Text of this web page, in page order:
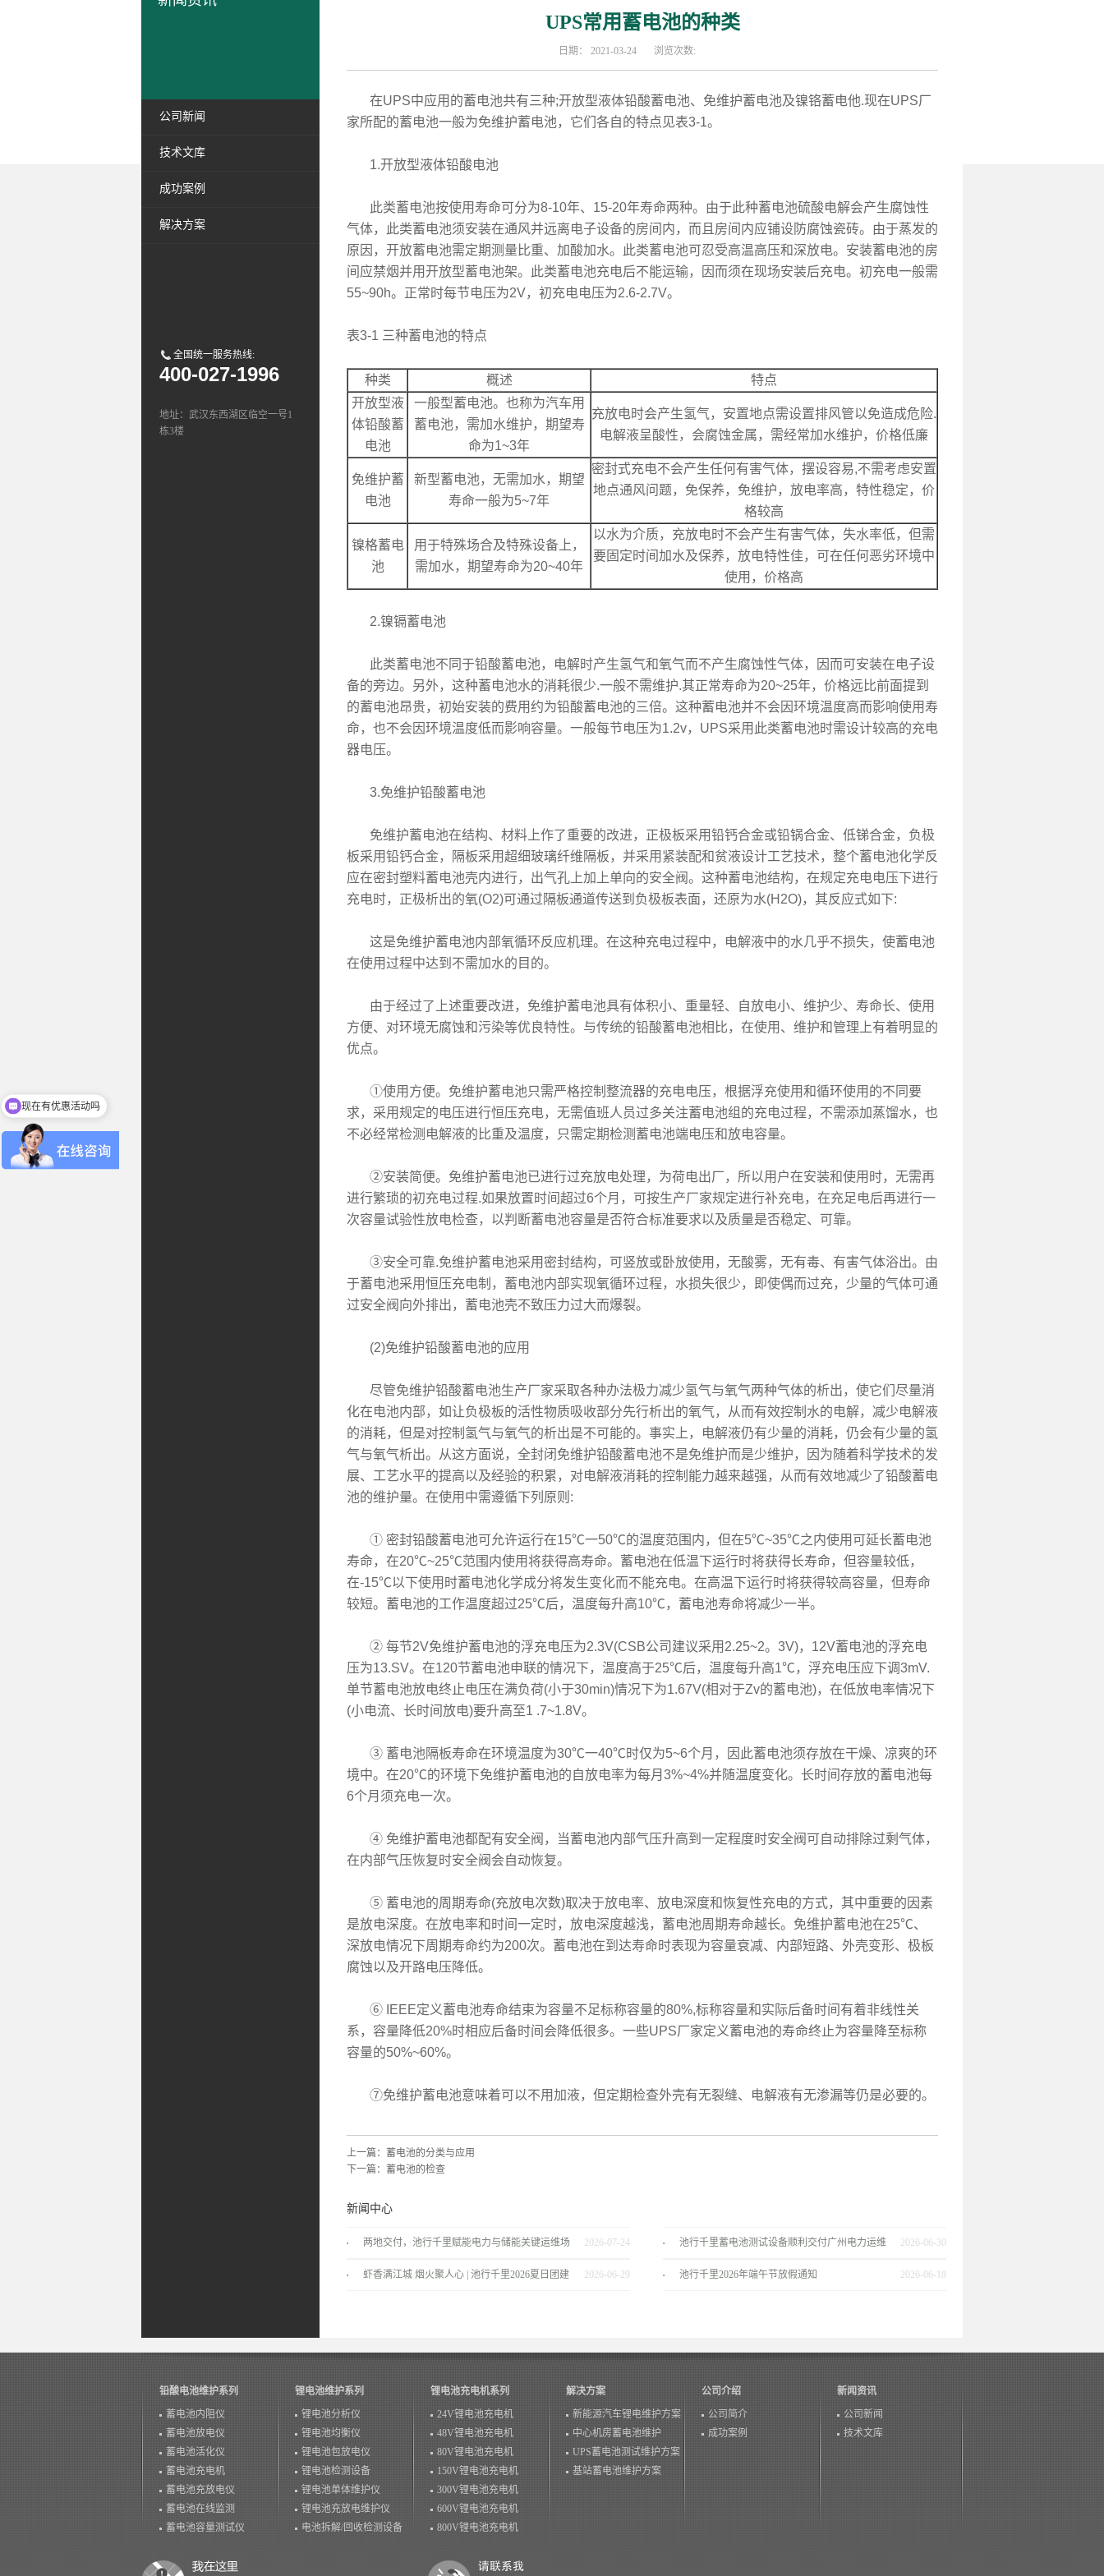
公司新闻
技术文库
成功案例
解决方案
全国统一服务热线:
400-027-1996
地址：武汉东西湖区临空一号1
栋3楼
UPS常用蓄电池的种类
日期： 2021-03-24 浏览次数:
在UPS中应用的蓄电池共有三种;开放型液体铅酸蓄电池、免维护蓄电池及镍铬蓄电他.现在UPS厂
家所配的蓄电池一般为免维护蓄电池，它们各自的特点见表3-1。
1.开放型液体铅酸电池
此类蓄电池按使用寿命可分为8-10年、15-20年寿命两种。由于此种蓄电池硫酸电解会产生腐蚀性
气体，此类蓄电池须安装在通风并远离电子设备的房间内，而且房间内应铺设防腐蚀瓷砖。由于蒸发的
原因，开放蓄电池需定期测量比重、加酸加水。此类蓄电池可忍受高温高压和深放电。安装蓄电池的房
间应禁烟并用开放型蓄电池架。此类蓄电池充电后不能运输，因而须在现场安装后充电。初充电一般需
55~90h。正常时每节电压为2V，初充电电压为2.6-2.7V。
表3-1 三种蓄电池的特点
种类 概述
特点
开放型液
体铅酸蓄
电池
一般型蓄电池。也称为汽车用
蓄电池，需加水维护，期望寿
命为1~3年
充放电时会产生氢气，安置地点需设置排风管以免造成危险.
电解液呈酸性，会腐蚀金属，需经常加水维护，价格低廉
免维护蓄
电池
新型蓄电池，无需加水，期望
寿命一般为5~7年
密封式充电不会产生任何有害气体，摆设容易,不需考虑安置
地点通风问题，免保养，免维护，放电率高，特性稳定，价
格较高
镍格蓄电
池
用于特殊场合及特殊设备上，
需加水，期望寿命为20~40年
以水为介质，充放电时不会产生有害气体，失水率低，但需
要固定时间加水及保养，放电特性佳，可在任何恶劣环境中
使用，价格高
2.镍镉蓄电池
此类蓄电池不同于铅酸蓄电池，电解时产生氢气和氧气而不产生腐蚀性气体，因而可安装在电子设
备的旁边。另外，这种蓄电池水的消耗很少.一般不需维护.其正常寿命为20~25年，价格远比前面提到
的蓄电池昂贵，初始安装的费用约为铅酸蓄电池的三倍。这种蓄电池并不会因环境温度高而影响使用寿
命，也不会因环境温度低而影响容量。一般每节电压为1.2v，UPS采用此类蓄电池时需设计较高的充电
器电压。
3.免维护铅酸蓄电池
免维护蓄电池在结构、材料上作了重要的改进，正极板采用铅钙合金或铅锅合金、低锑合金，负极
板采用铅钙合金，隔板采用超细玻璃纤维隔板，并采用紧装配和贫液设计工艺技术，整个蓄电池化学反
应在密封塑料蓄电池壳内进行，出气孔上加上单向的安全阀。这种蓄电池结构，在规定充电电压下进行
充电时，正极析出的氧(O2)可通过隔板通道传送到负极板表面，还原为水(H2O)，其反应式如下:
这是免维护蓄电池内部氧循环反应机理。在这种充电过程中，电解液中的水几乎不损失，使蓄电池
在使用过程中达到不需加水的目的。
由于经过了上述重要改进，免维护蓄电池具有体积小、重量轻、自放电小、维护少、寿命长、使用
方便、对环境无腐蚀和污染等优良特性。与传统的铅酸蓄电池相比，在使用、维护和管理上有着明显的
优点。
①使用方便。免维护蓄电池只需严格控制整流器的充电电压，根据浮充使用和循环使用的不同要
求，采用规定的电压进行恒压充电，无需值班人员过多关注蓄电池组的充电过程，不需添加蒸馏水，也
不必经常检测电解液的比重及温度，只需定期检测蓄电池端电压和放电容量。
②安装简便。免维护蓄电池已进行过充放电处理，为荷电出厂，所以用户在安装和使用时，无需再
进行繁琐的初充电过程.如果放置时间超过6个月，可按生产厂家规定进行补充电，在充足电后再进行一
次容量试验性放电检查，以判断蓄电池容量是否符合标准要求以及质量是否稳定、可靠。
③安全可靠.免维护蓄电池采用密封结构，可竖放或卧放使用，无酸雾，无有毒、有害气体浴出。由
于蓄电池采用恒压充电制，蓄电池内部实现氧循环过程，水损失很少，即使偶而过充，少量的气体可通
过安全阀向外排出，蓄电池壳不致压力过大而爆裂。
(2)免维护铅酸蓄电池的应用
尽管免维护铅酸蓄电池生产厂家采取各种办法极力减少氢气与氧气两种气体的析出，使它们尽量消
化在电池内部，如让负极板的活性物质吸收部分先行析出的氧气，从而有效控制水的电解，减少电解液
的消耗，但是对控制氢气与氧气的析出是不可能的。事实上，电解液仍有少量的消耗，仍会有少量的氢
气与氧气析出。从这方面说，全封闭免维护铅酸蓄电池不是免维护而是少维护，因为随着科学技术的发
展、工艺水平的提高以及经验的积累，对电解液消耗的控制能力越来越强，从而有效地减少了铅酸蓄电
池的维护量。在使用中需遵循下列原则:
① 密封铅酸蓄电池可允许运行在15℃一50℃的温度范围内，但在5℃~35℃之内使用可延长蓄电池
寿命，在20℃~25℃范围内使用将获得高寿命。蓄电池在低温下运行时将获得长寿命，但容量较低，
在-15℃以下使用时蓄电池化学成分将发生变化而不能充电。在高温下运行时将获得较高容量，但寿命
较短。蓄电池的工作温度超过25℃后，温度每升高10℃，蓄电池寿命将减少一半。
② 每节2V免维护蓄电池的浮充电压为2.3V(CSB公司建议采用2.25~2。3V)，12V蓄电池的浮充电
压为13.SV。在120节蓄电池申联的情况下，温度高于25℃后，温度每升高1℃，浮充电压应下调3mV.
单节蓄电池放电终止电压在满负荷(小于30min)情况下为1.67V(相对于Zv的蓄电池)，在低放电率情况下
(小电流、长时间放电)要升高至1 .7~1.8V。
③ 蓄电池隔板寿命在环境温度为30℃一40℃时仅为5~6个月，因此蓄电池须存放在干燥、凉爽的环
境中。在20℃的环境下免维护蓄电池的自放电率为每月3%~4%并随温度变化。长时间存放的蓄电池每
6个月须充电一次。
④ 免维护蓄电池都配有安全阀，当蓄电池内部气压升高到一定程度时安全阀可自动排除过剩气体，
在内部气压恢复时安全阀会自动恢复。
⑤ 蓄电池的周期寿命(充放电次数)取决于放电率、放电深度和恢复性充电的方式，其中重要的因素
是放电深度。在放电率和时间一定时，放电深度越浅，蓄电池周期寿命越长。免维护蓄电池在25℃、
深放电情况下周期寿命约为200次。蓄电池在到达寿命时表现为容量衰减、内部短路、外壳变形、极板
腐蚀以及开路电压降低。
⑥ IEEE定义蓄电池寿命结束为容量不足标称容量的80%,标称容量和实际后备时间有着非线性关
系，容量降低20%时相应后备时间会降低很多。一些UPS厂家定义蓄电池的寿命终止为容量降至标称
容量的50%~60%。
⑦免维护蓄电池意味着可以不用加液，但定期检查外壳有无裂缝、电解液有无渗漏等仍是必要的。
上一篇： 蓄电池的分类与应用
下一篇： 蓄电池的检查
新闻中心
两地交付，池行千里赋能电力与储能关键运维场
景！
2026-07-24 池行千里蓄电池测试设备顺利交付广州电力运维
服务商
2026-06-30
虾香满江城 烟火聚人心 | 池行千里2026夏日团建 2026-06-29 池行千里2026年端午节放假通知 2026-06-18
铅酸电池维护系列
蓄电池内阻仪
蓄电池放电仪
蓄电池活化仪
蓄电池充电机
蓄电池充放电仪
蓄电池在线监测
蓄电池容量测试仪
锂电池维护系列
锂电池分析仪
锂电池均衡仪
锂电池包放电仪
锂电池检测设备
锂电池单体维护仪
锂电池充放电维护仪
电池拆解/回收检测设备
锂电池充电机系列
24V锂电池充电机
48V锂电池充电机
80V锂电池充电机
150V锂电池充电机
300V锂电池充电机
600V锂电池充电机
800V锂电池充电机
解决方案
新能源汽车锂电维护方案
中心机房蓄电池维护
UPS蓄电池测试维护方案
基站蓄电池维护方案
公司介绍
公司简介
成功案例
新闻资讯
公司新闻
技术文库
现在有优惠活动吗